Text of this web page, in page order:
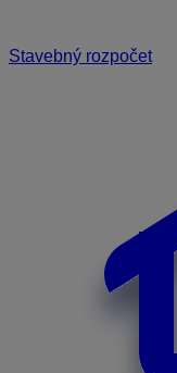
Stavebný rozpočet